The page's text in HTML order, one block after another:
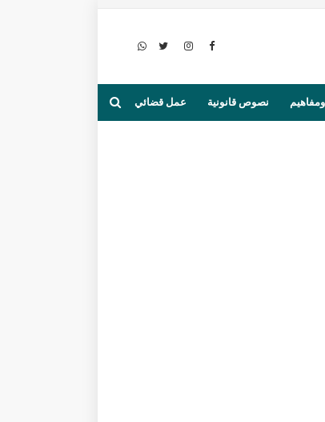
نصوص قانونية عمل قضائي